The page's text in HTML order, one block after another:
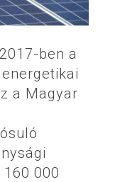
ben a
a Magyar
000